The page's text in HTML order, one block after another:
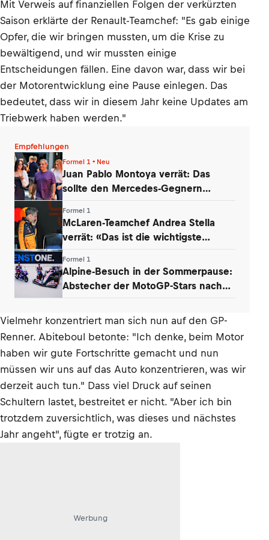
Mit Verweis auf finanziellen Folgen der verkürzten
Saison erklärte der Renault-Teamchef: "Es gab einige
Opfer, die wir bringen mussten, um die Krise zu
bewältigend, und wir mussten einige
Entscheidungen fällen. Eine davon war, dass wir bei
der Motorentwicklung eine Pause einlegen. Das
bedeutet, dass wir in diesem Jahr keine Updates am
Triebwerk haben werden."
Empfehlungen
Formel 1 • Neu
Juan Pablo Montoya verrät: Das
sollte den Mercedes-Gegnern
Formel 1
McLaren-Teamchef Andrea Stella
verrät: «Das ist die wichtigste
Formel 1
Alpine-Besuch in der Sommerpause:
Abstecher der MotoGP-Stars nach
Vielmehr konzentriert man sich nun auf den GP-
Renner. Abiteboul betonte: "Ich denke, beim Motor
haben wir gute Fortschritte gemacht und nun
müssen wir uns auf das Auto konzentrieren, was wir
derzeit auch tun." Dass viel Druck auf seinen
Schultern lastet, bestreitet er nicht. "Aber ich bin
trotzdem zuversichtlich, was dieses und nächstes
Jahr angeht", fügte er trotzig an.
Werbung